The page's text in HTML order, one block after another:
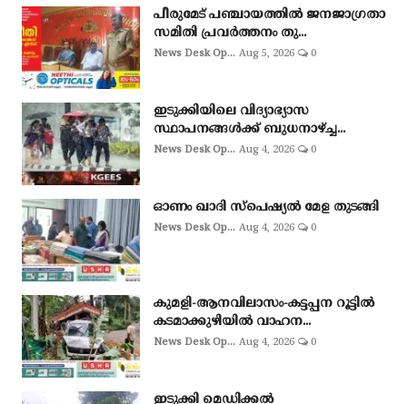
പീരുമേട് പഞ്ചായത്തിൽ ജനജാഗ്രതാ
സമിതി പ്രവർത്തനം തു...
News Desk Op... Aug 5, 2026 0
ഇടുക്കിയിലെ വിദ്യാഭ്യാസ
സ്ഥാപനങ്ങൾക്ക് ബുധനാഴ്ച്ച...
News Desk Op... Aug 4, 2026 0
ഓണം ഖാദി സ്‌പെഷ്യല്‍ മേള തുടങ്ങി
News Desk Op... Aug 4, 2026 0
കുമളി-ആനവിലാസം-കട്ടപ്പന റൂട്ടിൽ
കടമാക്കുഴിയിൽ വാഹന...
News Desk Op... Aug 4, 2026 0
ഇടുക്കി മെഡിക്കൽ